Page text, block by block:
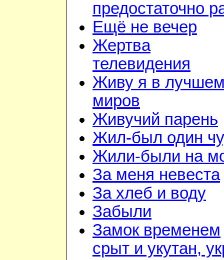
предостаточно
Ещё не вечер
Жертва
телевидения
Живу я в
миров
Живучий парень
Жил-был один
Жили-были на
За меня невеста
За хлеб и воду
Забыли
Замок временем
срыт и укутан,